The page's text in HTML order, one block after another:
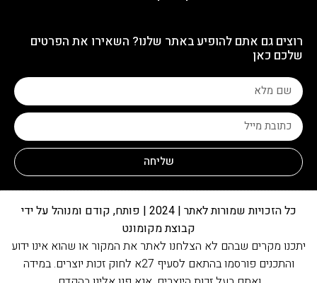
רוצים גם אתם להופיע באתר שלנו? השאירו את הפרטים
שלכם כאן
שליחה
כל הזכויות שמורות לאתר | 2024 | פותח, קודם ומנוהל על ידי
קבוצת מקומונט
יתכנו מקרים שבהם לא הצלחנו לאתר את המקור או שהוא אינו ידוע
והתכנים פורסמו בהתאם לסעיף 27א לחוק זכות יוצרים. במידה